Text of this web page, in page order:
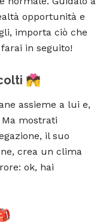
opportunità e
importa ciò che
in seguito!
💏
assieme a lui e,
mostrati
il suo
crea un clima
ok, hai